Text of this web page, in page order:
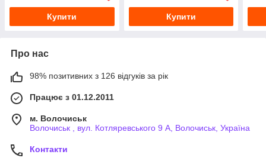
Купити Купити
Про нас
98% позитивних з 126 відгуків за рік
Працює з 01.12.2011
м. Волочиськ
Волочиськ , вул. Котляревського 9 А, Волочиськ, Україна
Контакти